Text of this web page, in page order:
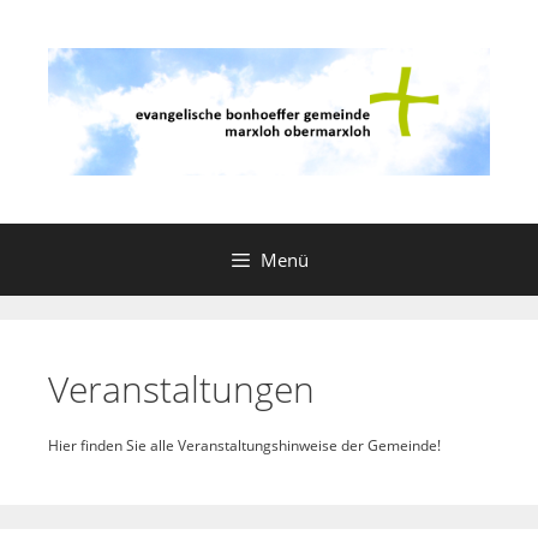
springen
Menü
Veranstaltungen
Hier finden Sie alle Veranstaltungshinweise der Gemeinde!